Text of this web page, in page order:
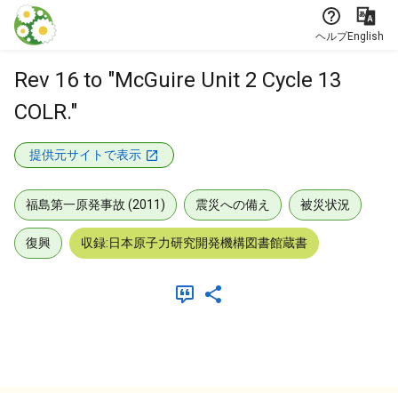
本文に飛ぶ
ヘルプEnglish
Rev 16 to "McGuire Unit 2 Cycle 13
COLR."
提供元サイトで表示
福島第一原発事故 (2011) 震災への備え 被災状況
復興 収録:日本原子力研究開発機構図書館蔵書